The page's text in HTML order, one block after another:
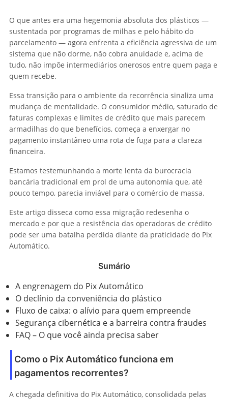
O que antes era uma hegemonia absoluta dos plásticos —
sustentada por programas de milhas e pelo hábito do
parcelamento — agora enfrenta a eficiência agressiva de um
sistema que não dorme, não cobra anuidade e, acima de
tudo, não impõe intermediários onerosos entre quem paga e
quem recebe.
Essa transição para o ambiente da recorrência sinaliza uma
mudança de mentalidade. O consumidor médio, saturado de
faturas complexas e limites de crédito que mais parecem
armadilhas do que benefícios, começa a enxergar no
pagamento instantâneo uma rota de fuga para a clareza
financeira.
Estamos testemunhando a morte lenta da burocracia
bancária tradicional em prol de uma autonomia que, até
pouco tempo, parecia inviável para o comércio de massa.
Este artigo disseca como essa migração redesenha o
mercado e por que a resistência das operadoras de crédito
pode ser uma batalha perdida diante da praticidade do Pix
Automático.
Sumário
A engrenagem do Pix Automático
O declínio da conveniência do plástico
Fluxo de caixa: o alívio para quem empreende
Segurança cibernética e a barreira contra fraudes
FAQ – O que você ainda precisa saber
Como o Pix Automático funciona em
pagamentos recorrentes?
A chegada definitiva do Pix Automático, consolidada pelas